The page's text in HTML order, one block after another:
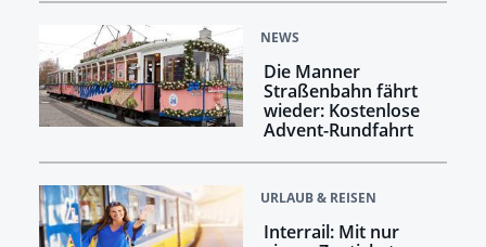
NEWS
Die Manner
Straßenbahn fährt
wieder: Kostenlose
Advent-Rundfahrt
URLAUB & REISEN
Interrail: Mit nur